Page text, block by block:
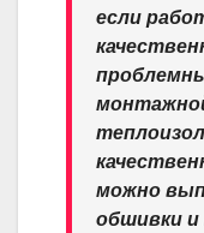
если
можно
обшивки